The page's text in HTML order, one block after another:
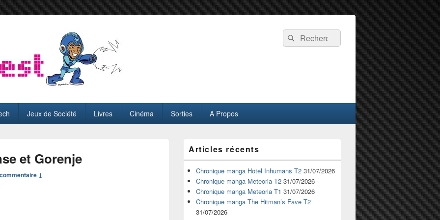
Recherche :
Rechercher
Jeux de Société Livres Cinéma Sorties A Propos
et Gorenje
↓
principale
de
widget
pour
barre
latérale
Articles récents
Chronique manga Hotel Inhumans T2 31/07/2026
Chronique manga Meteoria T2 31/07/2026
Chronique manga Meteoria T1 31/07/2026
Chronique manga The Hitman’s Fave T2
31/07/2026